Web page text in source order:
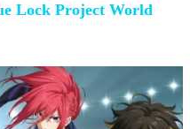
Lock Project World